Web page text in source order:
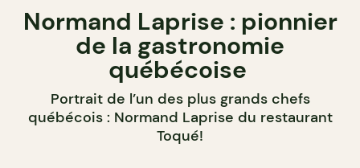
Normand Laprise : pionnier
de la gastronomie
québécoise
Portrait de l’un des plus grands chefs
québécois : Normand Laprise du restaurant
Toqué!